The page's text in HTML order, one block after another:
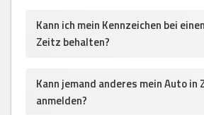
Kann ich mein Kennzeichen bei
Zeitz behalten?
Kann jemand anderes mein Auto in
anmelden?